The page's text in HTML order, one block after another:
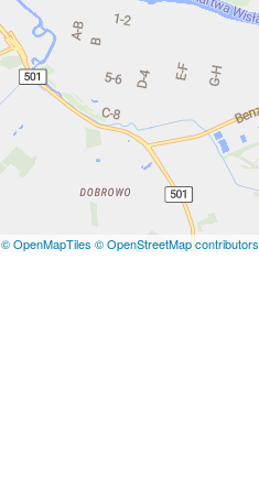
© OpenMapTiles © OpenStreetMap contributors